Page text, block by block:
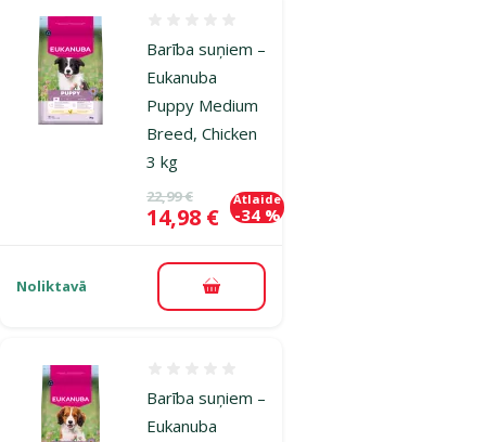
Barība suņiem –
Eukanuba
Puppy Medium
Breed, Chicken
3 kg
Oriģinālā cena
22,99 €
Cena
14,98 €
Atlaide
-34 %
Noliktavā Pievienot grozam
Barība suņiem –
Eukanuba